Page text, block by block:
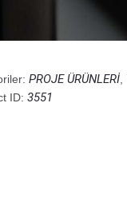
PROJE ÜRÜNLERİ,
ID: 3551